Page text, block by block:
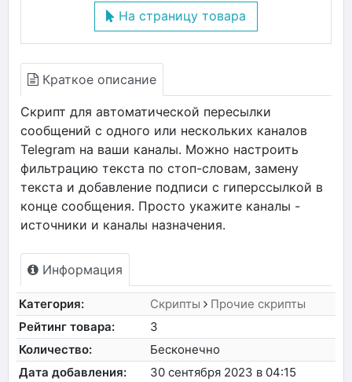
На страницу товара
Краткое описание
Скрипт для автоматической пересылки
сообщений с одного или нескольких каналов
Telegram на ваши каналы. Можно настроить
фильтрацию текста по стоп-словам, замену
текста и добавление подписи с гиперссылкой в
конце сообщения. Просто укажите каналы -
источники и каналы назначения.
Информация
Категория: Скрипты
Прочие скрипты
Рейтинг товара:
3
Количество:
Бесконечно
Дата добавления:
30 сентября 2023 в 04:15